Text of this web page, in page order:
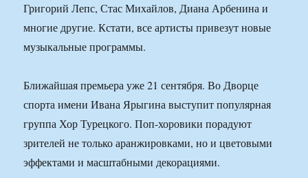
Григорий Лепс, Стас Михайлов, Диана Арбенина и
многие другие. Кстати, все артисты привезут новые
музыкальные программы.
Ближайшая премьера уже 21 сентября. Во Дворце
спорта имени Ивана Ярыгина выступит популярная
группа Хор Турецкого. Поп-хоровики порадуют
зрителей не только аранжировками, но и цветовыми
эффектами и масштабными декорациями.